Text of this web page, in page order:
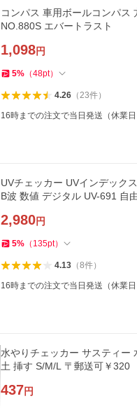
コンパス 車用ボールコンパス
NO.880S エバートラスト
1,098円
5% （48pt）
4.26（23件）
16時までの注文で当日発送（休業日
UVチェッカー UVインデック
B波 数値 デジタル UV-691 自
2,980円
5% （ 135pt）
4.13（8件）
16時までの注文で当日発送（休業日
水やりチェッカー サスティー
土 挿す S/M/L 〒郵送可￥320
437円